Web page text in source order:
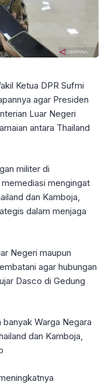
Ketua DPR Sufmi
agar Presiden
Luar Negeri
antara Thailand
militer di
mengingat
dan Kamboja,
dalam menjaga
Negeri maupun
agar hubungan
Dasco di Gedung
Warga Negara
dan Kamboja,